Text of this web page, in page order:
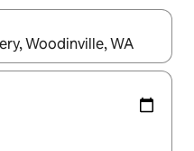
zijn, maak je een keuze